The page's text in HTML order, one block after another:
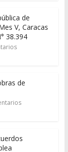
de
V, Caracas
38.394
de